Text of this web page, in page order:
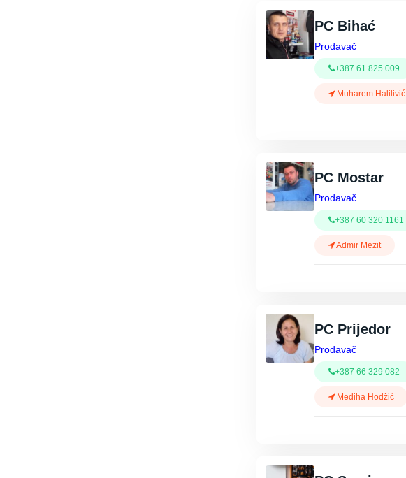
PC Bihać
Prodavač
+387 61 825 009
Muharem Halilivić
PC Mostar
Prodavač
+387 60 320 1161
Admir Mezit
PC Prijedor
Prodavač
+387 66 329 082
Mediha Hodžić